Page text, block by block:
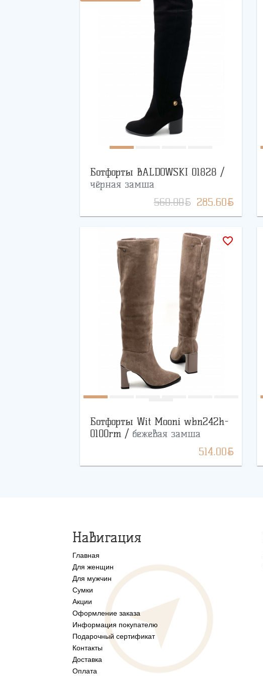
Ботфорты BALDOWSKI 01828 /
чёрная замша
560.00BYN 285.60BYN
favorite_border
Ботфорты Wit Mooni wbn242h-
0100rm / бежевая замша
514.00BYN
Навигация
Главная
Для женщин
Для мужчин
Сумки
Акции
Оформление заказа
Информация покупателю
Подарочный сертификат
Контакты
Доставка
Оплата